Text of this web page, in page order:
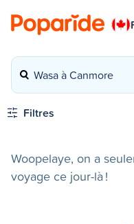
Wasa à Canmore
Filtres
Woopelaye, on a
voyage ce jour-là !